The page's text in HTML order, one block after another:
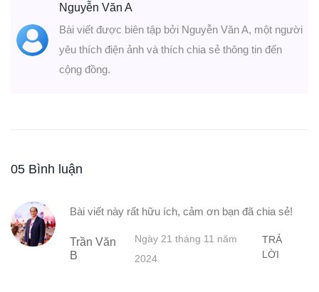
Nguyễn Văn A
Bài viết được biên tập bởi Nguyễn Văn A, một người
yêu thích điện ảnh và thích chia sẻ thông tin đến
cộng đồng.
05 Bình luận
Bài viết này rất hữu ích, cảm ơn bạn đã chia sẻ!
Trần Văn
B
Ngày 21 tháng 11 năm
2024
TRẢ
LỜI